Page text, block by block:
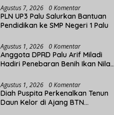
Agustus 7, 2026 0 Komentar
PLN UP3 Palu Salurkan Bantuan
Pendidikan ke SMP Negeri 1 Palu
Agustus 1, 2026 0 Komentar
Anggota DPRD Palu Arif Miladi
Hadiri Penebaran Benih Ikan Nila
Agustus 1, 2026 0 Komentar
Diah Puspita Perkenalkan Tenun
Daun Kelor di Ajang BTN